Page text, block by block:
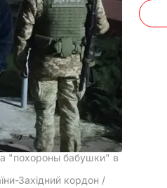
"похороны бабушки" в
Західний кордон /